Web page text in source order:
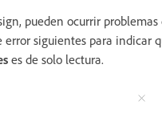
pueden ocurrir
error siguientes para indicar
es de solo lectura.